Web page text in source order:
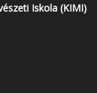
Iskola (KIMI)